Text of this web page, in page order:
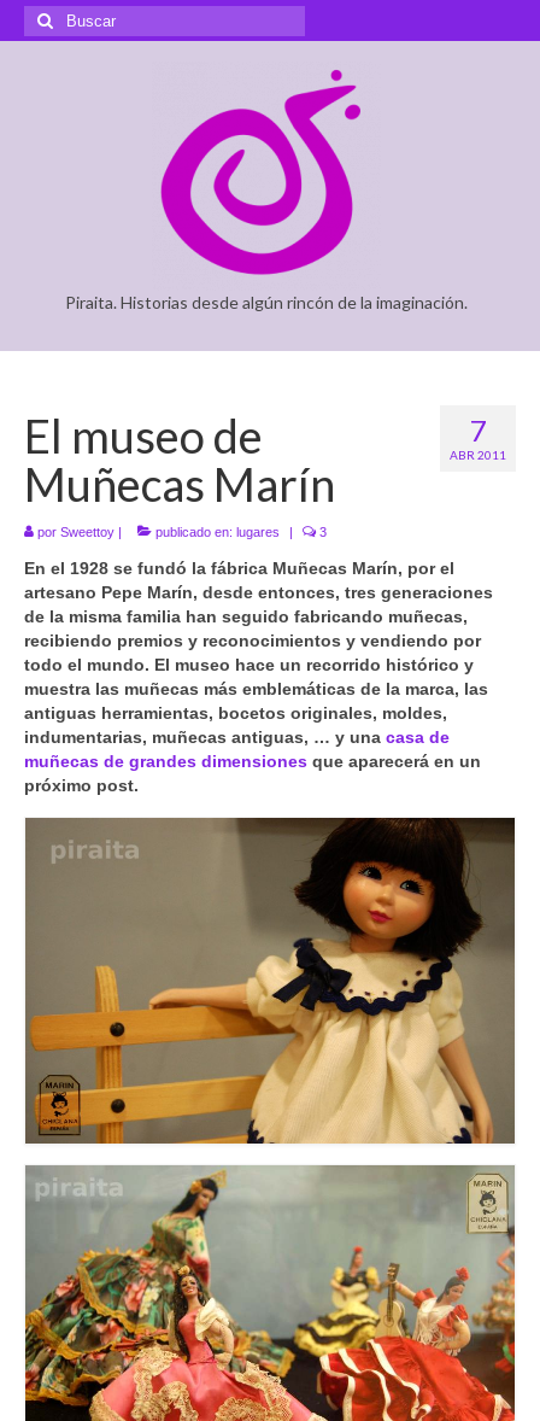
Buscar
por:
Piraita. Historias desde algún rincón de la imaginación.
7
ABR 2011
El museo de
Muñecas Marín
por Sweettoy | publicado en: lugares | 3
En el 1928 se fundó la fábrica Muñecas Marín, por el
artesano Pepe Marín, desde entonces, tres generaciones
de la misma familia han seguido fabricando muñecas,
recibiendo premios y reconocimientos y vendiendo por
todo el mundo. El museo hace un recorrido histórico y
muestra las muñecas más emblemáticas de la marca, las
antiguas herramientas, bocetos originales, moldes,
indumentarias, muñecas antiguas, … y una casa de
muñecas de grandes dimensiones que aparecerá en un
próximo post.